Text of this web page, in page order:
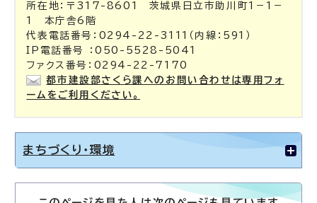
所在地：〒317-8601 茨城県日立市助川町1－1－
1 本庁舎6階
代表電話番号：0294-22-3111（内線：591）
IP電話番号 ：050-5528-5041
ファクス番号：0294-22-7170
都市建設部さくら課へのお問い合わせは専用フォ
ームをご利用ください。
まちづくり・環境